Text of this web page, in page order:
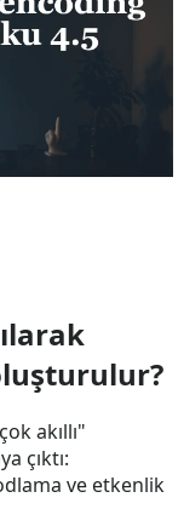
akıllı"
çıktı:
ve etkenlik